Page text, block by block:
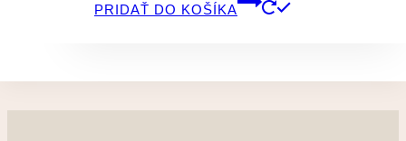
PRIDAŤ DO KOŠÍKA